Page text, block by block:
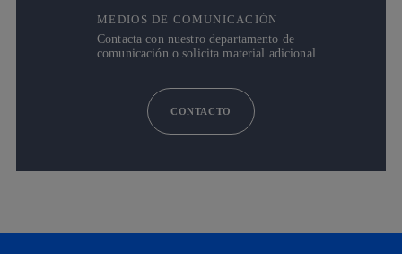
MEDIOS DE COMUNICACIÓN
Contacta con nuestro departamento de
comunicación o solicita material adicional.
CONTACTO